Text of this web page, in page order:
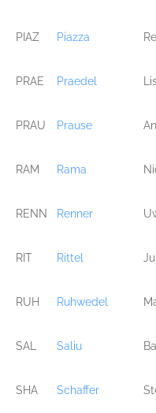
PIAZ Piazza
PRAE Praedel
PRAU Prause
RAM Rama
RENN Renner
RIT Rittel
RUH Ruhwedel
SAL Saliu
SHA Schaffer